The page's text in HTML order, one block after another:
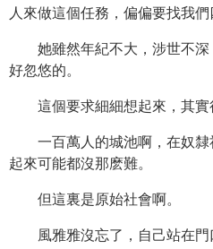
人來做這個任務，偏偏要找我們
她雖然年紀不大，涉世不
好忽悠的。
這個要求細細想起來，其實
一百萬人的城池啊，在奴
起來可能都沒那麽難。
但這裏是原始社會啊。
風雅雅沒忘了，自己站在門